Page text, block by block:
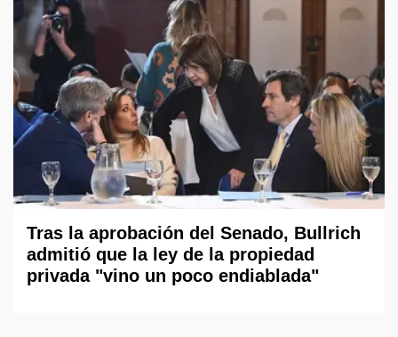
Tras la aprobación del Senado, Bullrich
admitió que la ley de la propiedad
privada "vino un poco endiablada"